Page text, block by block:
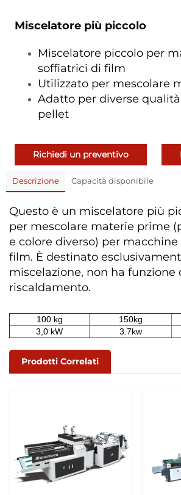
Miscelatore più piccolo
Miscelatore piccolo per
soffiatrici di film
Utilizzato per mescolare
Adatto per diverse
pellet
Richiedi un preventivo
Descrizione Capacità disponibile
Questo è un miscelatore più
per mescolare materie prime
e colore diverso) per
film. È destinato
miscelazione, non ha funzione
riscaldamento.
100 kg 150kg
3,0 kW
3.7kw
Prodotti Correlati